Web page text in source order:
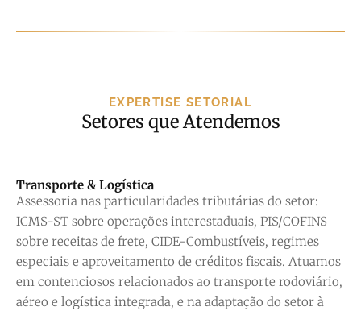
EXPERTISE SETORIAL
Setores que Atendemos
Transporte & Logística
Assessoria nas particularidades tributárias do setor:
ICMS-ST sobre operações interestaduais, PIS/COFINS
sobre receitas de frete, CIDE-Combustíveis, regimes
especiais e aproveitamento de créditos fiscais. Atuamos
em contenciosos relacionados ao transporte rodoviário,
aéreo e logística integrada, e na adaptação do setor à